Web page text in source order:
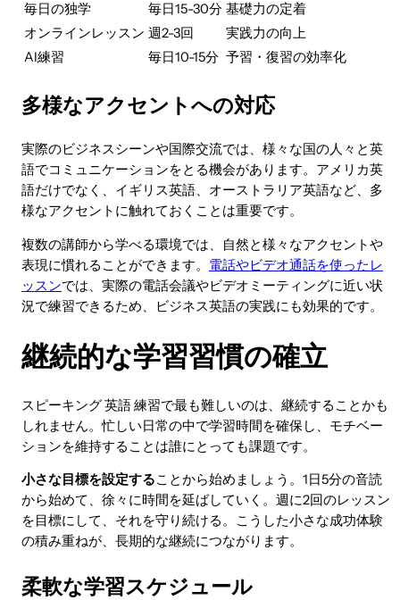
毎日の独学
毎日15-30分 基礎力の定着
オンラインレッスン 週2-3回
実践力の向上
AI練習
毎日10-15分 予習・復習の効率化
多様なアクセントへの対応
実際のビジネスシーンや国際交流では、様々な国の人々と英
語でコミュニケーションをとる機会があります。アメリカ英
語だけでなく、イギリス英語、オーストラリア英語など、多
様なアクセントに触れておくことは重要です。
複数の講師から学べる環境では、自然と様々なアクセントや
表現に慣れることができます。 電話やビデオ通話を使ったレ
ッスンでは、実際の電話会議やビデオミーティングに近い状
況で練習できるため、ビジネス英語の実践にも効果的です。
継続的な学習習慣の確立
スピーキング 英語 練習で最も難しいのは、継続することかも
しれません。忙しい日常の中で学習時間を確保し、モチベー
ションを維持することは誰にとっても課題です。
小さな目標を設定することから始めましょう。1日5分の音読
から始めて、徐々に時間を延ばしていく。週に2回のレッスン
を目標にして、それを守り続ける。こうした小さな成功体験
の積み重ねが、長期的な継続につながります。
柔軟な学習スケジュール